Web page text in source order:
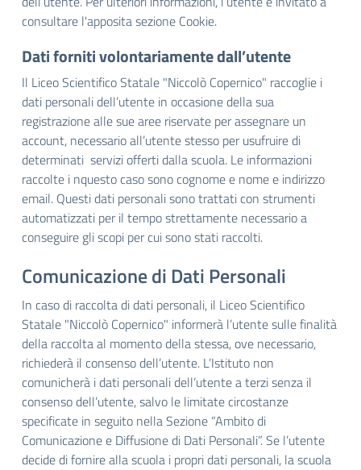
consultare l'apposita sezione Cookie.
Dati forniti volontariamente dall’utente
Il Liceo Scientifico Statale "Niccolò Copernico" raccoglie i
dati personali dell’utente in occasione della sua
registrazione alle sue aree riservate per assegnare un
account, necessario all’utente stesso per usufruire di
determinati servizi offerti dalla scuola. Le informazioni
raccolte i nquesto caso sono cognome e nome e indirizzo
email. Questi dati personali sono trattati con strumenti
automatizzati per il tempo strettamente necessario a
conseguire gli scopi per cui sono stati raccolti.
Comunicazione di Dati Personali
In caso di raccolta di dati personali, il Liceo Scientifico
Statale "Niccolò Copernico" informerà l’utente sulle finalità
della raccolta al momento della stessa, ove necessario,
richiederà il consenso dell’utente. L’Istituto non
comunicherà i dati personali dell’utente a terzi senza il
consenso dell’utente, salvo le limitate circostanze
specificate in seguito nella Sezione “Ambito di
Comunicazione e Diffusione di Dati Personali”. Se l’utente
decide di fornire alla scuola i propri dati personali, la scuola